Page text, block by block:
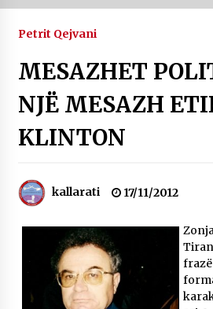
SHOQATËS “KALLARATI”
Gazeta Kallarati nr. 118
07/07/2026
SI U ARRIT TË REALIZOHEJ PERLA
“JANINËS Ç’I PANË SYTË”
NË KALLARAT, NË “FSHATIN E DJEGUR” U
ZHVILLUA EDICIONI I TRETË I PIKNIKU
26/05/2026
Gazeta Kallarati nr. 117
03/05/2026
Petrit Qejvani
MESAZHET
NJË MESAZH
KLINTON
kallarati 17/11/2012